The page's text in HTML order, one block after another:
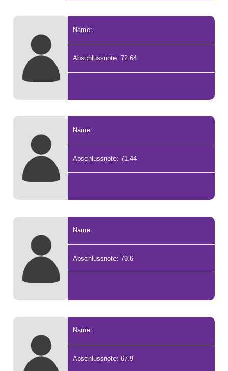
Name:
Abschlussnote: 72.64
Name:
Abschlussnote: 71.44
Name:
Abschlussnote: 79.6
Name:
Abschlussnote: 67.9